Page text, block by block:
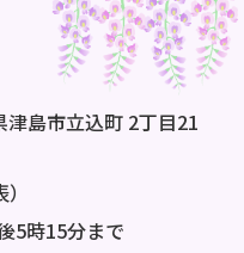
島市立込町 2丁目21
5時15分まで